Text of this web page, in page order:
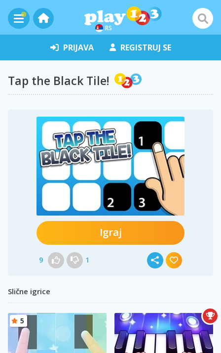
RS
PRIJAVA REGISTRUJ SE
Tap the Black Tile!
Igraj
9 1
Slične igrice
5